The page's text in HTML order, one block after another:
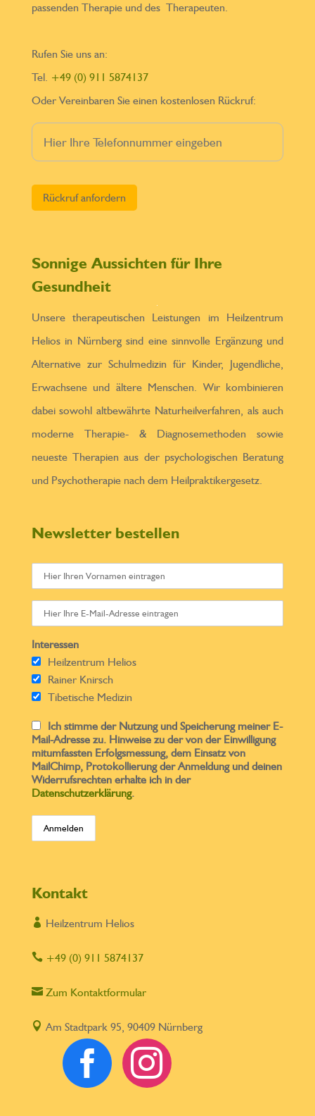
passenden Therapie und des Therapeuten.
Rufen Sie uns an:
Tel. +49 (0) 911 5874137
Oder Vereinbaren Sie einen kostenlosen Rückruf:
Sonnige Aussichten für Ihre
Gesundheit
Unsere therapeutischen Leistungen im Heilzentrum
Helios in Nürnberg sind eine sinnvolle Ergänzung und
Alternative zur Schulmedizin für Kinder, Jugendliche,
Erwachsene und ältere Menschen. Wir kombinieren
dabei sowohl altbewährte Naturheilverfahren, als auch
moderne Therapie- & Diagnosemethoden sowie
neueste Therapien aus der psychologischen Beratung
und Psychotherapie nach dem Heilpraktikergesetz.
Newsletter bestellen
Interessen
Heilzentrum Helios
Rainer Knirsch
Tibetische Medizin
Ich stimme der Nutzung und Speicherung meiner E-
Mail-Adresse zu. Hinweise zu der von der Einwilligung
mitumfassten Erfolgsmessung, dem Einsatz von
MailChimp, Protokollierung der Anmeldung und deinen
Widerrufsrechten erhalte ich in der
Datenschutzerklärung.
Kontakt
 Heilzentrum Helios
+49 (0) 911 5874137
Zum Kontaktformular
 Am Stadtpark 95, 90409 Nürnberg
 